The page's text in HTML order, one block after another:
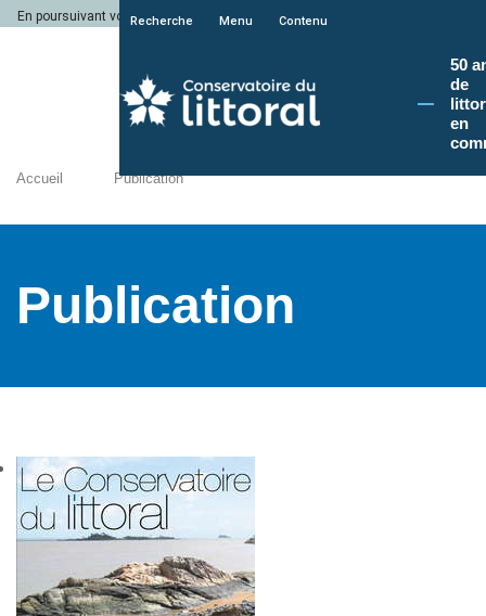
En poursuivant votre navigation sur le site du Conservatoire du littoral, vous
Recherche Menu Contenu
50
de
en
Accueil Publication
Publication